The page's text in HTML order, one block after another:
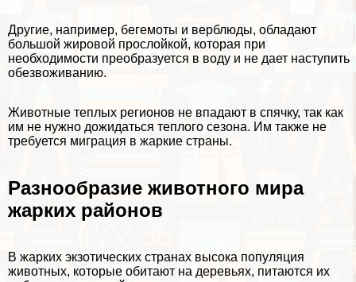
Другие, например, бегемоты и верблюды, обладают
большой жировой прослойкой, которая при
необходимости преобразуется в воду и не дает наступить
обезвоживанию.
Животные теплых регионов не впадают в спячку, так как
им не нужно дожидаться теплого сезона. Им также не
требуется миграция в жаркие страны.
Разнообразие животного мира
жарких районов
В жарких экзотических странах высока популяция
животных, которые обитают на деревьях, питаются их